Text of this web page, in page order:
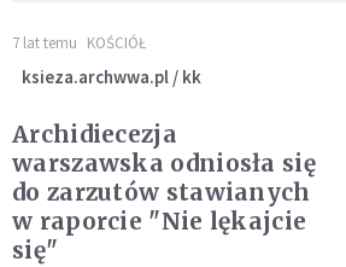
7 lat temu KOŚCIÓŁ
ksieza.archwwa.pl / kk
Archidiecezja
warszawska odniosła się
do zarzutów stawianych
w raporcie "Nie lękajcie
się"